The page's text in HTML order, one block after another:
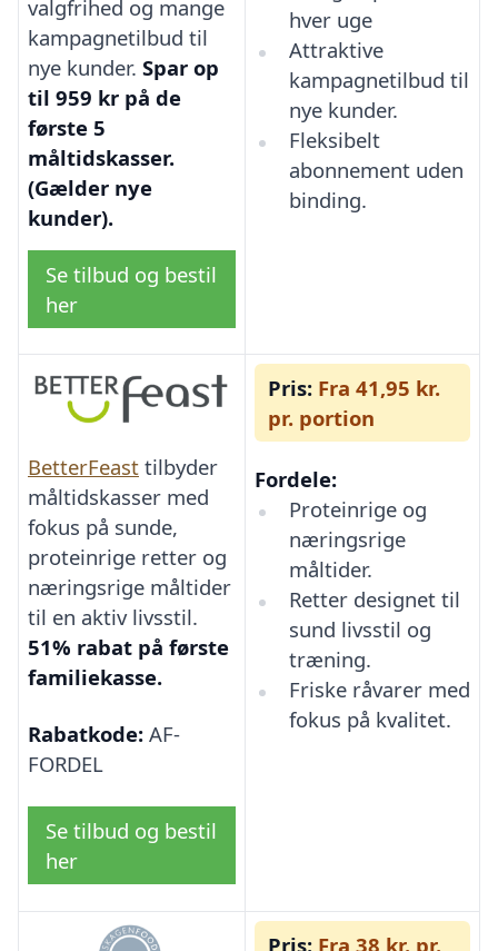
valgfrihed og mange
kampagnetilbud til
nye kunder. Spar op
til 959 kr på de
første 5
måltidskasser.
(Gælder nye
kunder).
Se tilbud og bestil
her
hver uge
Attraktive
kampagnetilbud til
nye kunder.
Fleksibelt
abonnement uden
binding.
BetterFeast tilbyder
måltidskasser med
fokus på sunde,
proteinrige retter og
næringsrige måltider
til en aktiv livsstil.
51% rabat på første
familiekasse.
Rabatkode: AF-
FORDEL
Se tilbud og bestil
her
Pris: Fra 41,95 kr.
pr. portion
Fordele:
Proteinrige og
næringsrige
måltider.
Retter designet til
sund livsstil og
træning.
Friske råvarer med
fokus på kvalitet.
Pris: Fra 38 kr. pr.